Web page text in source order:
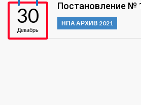
30
Декабрь
Постановление №
НПА АРХИВ 2021